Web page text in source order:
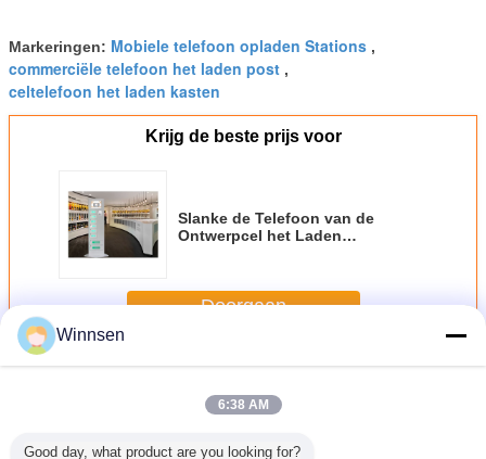
Markeringen: Mobiele telefoon opladen Stations ,
commerciële telefoon het laden post ,
celtelefoon het laden kasten
Krijg de beste prijs voor
Slanke de Telefoon van de
Ontwerpcel het Laden
Doorgaan
MeerCeltelefoon het Laden Posten
Winnsen
6:38 AM
Good day, what product are you looking for?